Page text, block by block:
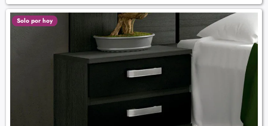
Solo por hoy